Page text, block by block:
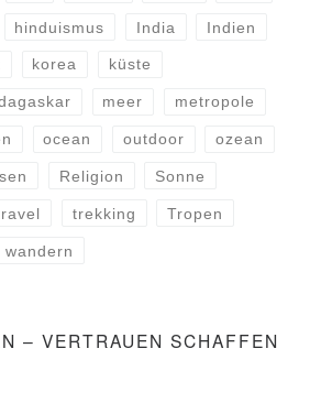
hinduismus India Indien
korea küste
meer metropole
ocean outdoor ozean
Religion Sonne
trekking Tropen
wandern
– VERTRAUEN SCHAFFEN